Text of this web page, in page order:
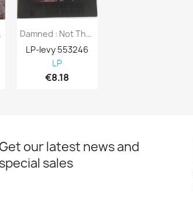
The... Damned : Not The Captains Birthday Party -...
LP-levy 553246
LP
€8.18
Get our latest news and
special sales